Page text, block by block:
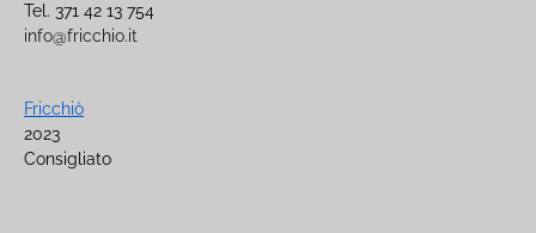
Tel. 371 42 13 754
info@fricchio.it
Fricchiò
2023
Consigliato